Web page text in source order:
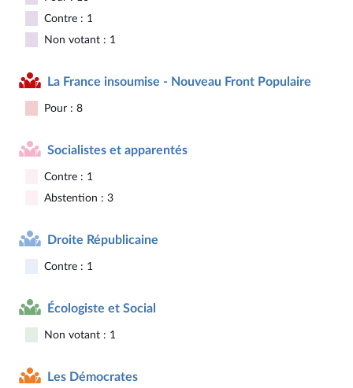
Contre : 1
Non votant : 1
La France insoumise - Nouveau Front Populaire
Pour : 8
Socialistes et apparentés
Contre : 1
Abstention : 3
Droite Républicaine
Contre : 1
Écologiste et Social
Non votant : 1
Les Démocrates